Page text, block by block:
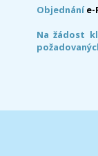
Objednáníe-
Na žádost